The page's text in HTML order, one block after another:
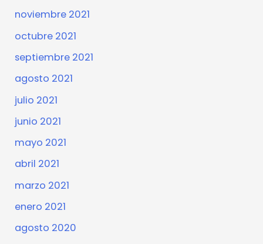
noviembre 2021
octubre 2021
septiembre 2021
agosto 2021
julio 2021
junio 2021
mayo 2021
abril 2021
marzo 2021
enero 2021
agosto 2020